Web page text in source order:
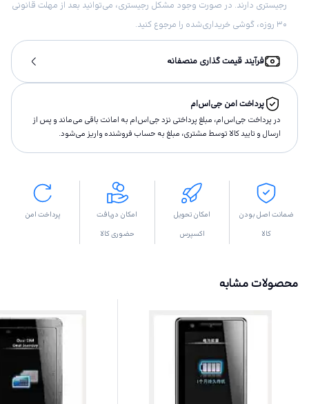
رجیستری دارند. در صورت وجود مشکل رجیستری، می‌توانید بعد از مهلت قانونی
۳۰ روزه، گوشی خریداری‌شده را مرجوع کنید.
فرآیند قیمت گذاری منصفانه
پرداخت امن جی‌اس‌ام
در پرداخت جی‌اس‌ام، مبلغ پرداختى نزد جی‌اس‌ام به امانت باقى مى‌ماند و پس از
ارسال و تاييد كالا توسط مشتری، مبلغ به حساب فروشنده واريز مى‌شود.
ضمانت اصل بودن
کالا
امکان تحویل
اکسپرس
امکان دریافت
حضوری کالا
پرداخت امن
محصولات مشابه